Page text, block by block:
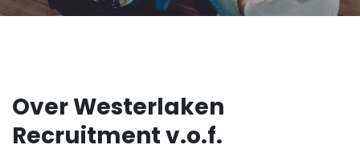
Over Westerlaken
Recruitment v.o.f.